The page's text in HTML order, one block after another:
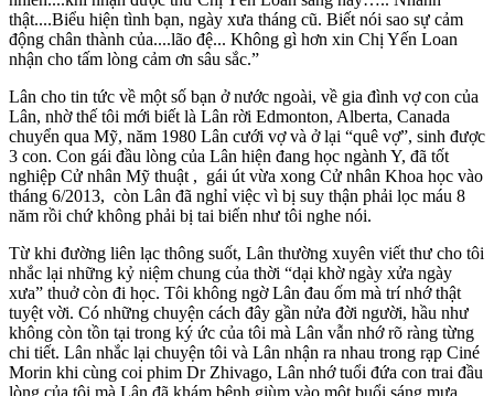
thật....Biểu hiện tình bạn, ngày xưa tháng cũ. Biết nói sao sự cảm
động chân thành của....lão đệ... Không gì hơn xin Chị Yến Loan
nhận cho tấm lòng cảm ơn sâu sắc.”
Lân cho tin tức về một số bạn ở nước ngoài, về gia đình vợ con của
Lân, nhờ thế tôi mới biết là Lân rời Edmonton, Alberta, Canada
chuyển qua Mỹ, năm 1980 Lân cưới vợ và ở lại “quê vợ”, sinh được
3 con. Con gái đầu lòng của Lân hiện đang học ngành Y, đã tốt
nghiệp Cử nhân Mỹ thuật , gái út vừa xong Cử nhân Khoa học vào
tháng 6/2013, còn Lân đã nghỉ việc vì bị suy thận phải lọc máu 8
năm rồi chứ không phải bị tai biến như tôi nghe nói.
Từ khi đường liên lạc thông suốt, Lân thường xuyên viết thư cho tôi
nhắc lại những kỷ niệm chung của thời “dại khờ ngày xửa ngày
xưa” thuở còn đi học. Tôi không ngờ Lân đau ốm mà trí nhớ thật
tuyệt vời. Có những chuyện cách đây gần nửa đời người, hầu như
không còn tồn tại trong ký ức của tôi mà Lân vẫn nhớ rõ ràng từng
chi tiết. Lân nhắc lại chuyện tôi và Lân nhận ra nhau trong rạp Ciné
Morin khi cùng coi phim Dr Zhivago, Lân nhớ tuổi đứa con trai đầu
lòng của tôi mà Lân đã khám bệnh giùm vào một buổi sáng mưa